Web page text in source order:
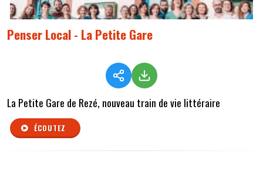
Penser Local - La Petite Gare
La Petite Gare de Rezé, nouveau train de vie littéraire
ÉCOUTEZ